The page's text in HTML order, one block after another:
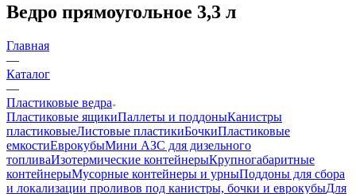
Ведро прямоугольное 3,3 л
Главная
—
Каталог
—
Пластиковые ведра
Пластиковые ящикиПаллеты и поддоныКанистры
пластиковыеЛистовые пластикиБочкиПластиковые
емкостиЕврокубыМини АЗС для дизельного
топливаИзотермические контейнерыКрупногабаритные
контейнерыМусорные контейнеры и урныПоддоны для сбора
и локализации проливов под канистры, бочки и еврокубыДля